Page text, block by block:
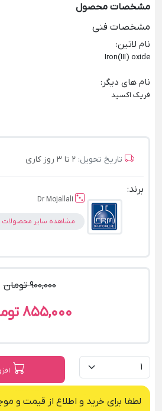
مشخصات محصول
مشخصات فنی
نام لاتین:
Iron(III) oxide
نام های دیگر :
فریک اکسید
تاریخ تحویل: 2 تا 3 روز کاری
برند:
Dr Mojallali
مشاهده سایر محصولات
900,000 تومان
855,000 تومان
لطفا برای خرید و اطلاع از قیمت و